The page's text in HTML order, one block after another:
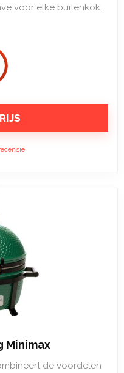
voor elke buitenkok.
Minimax
de voordelen